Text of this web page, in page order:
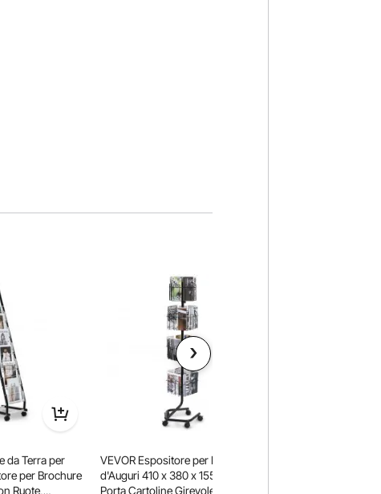
da Terra per
per Brochure
Ruote,
VEVOR Espositore per Biglietti
d'Auguri 410 x 380 x 1550 mm
Porta Cartoline Girevole 360°